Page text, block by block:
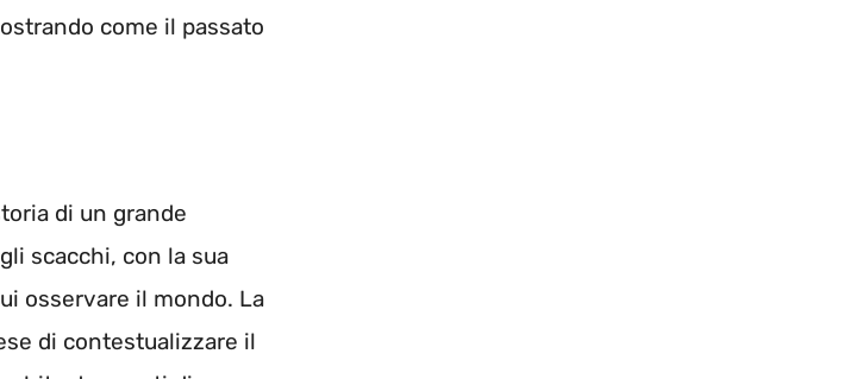
come il passato
di un grande
scacchi, con la sua
osservare il mondo. La
di contestualizzare il